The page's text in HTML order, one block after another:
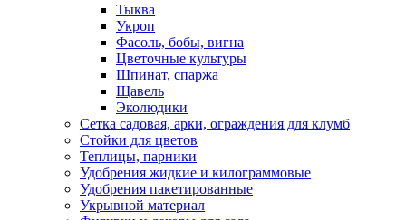
Тыква
Укроп
Фасоль, бобы, вигна
Цветочные культуры
Шпинат, спаржа
Щавель
Эколюдики
Сетка садовая, арки, ограждения для клумб
Стойки для цветов
Теплицы, парники
Удобрения жидкие и килограммовые
Удобрения пакетированные
Укрывной материал